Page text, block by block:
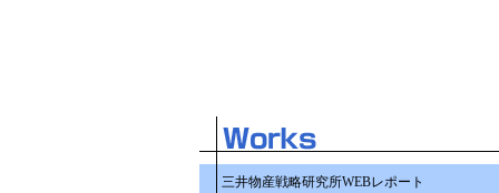
三井物産戦略研究所WEBレポート